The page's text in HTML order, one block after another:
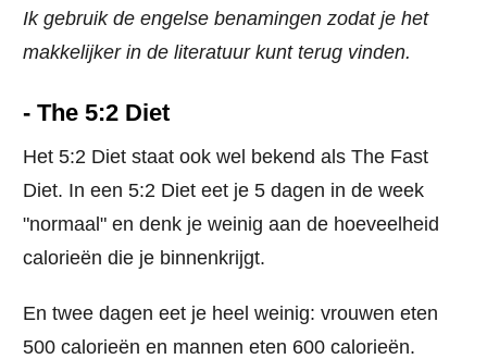
Ik gebruik de engelse benamingen zodat je het
makkelijker in de literatuur kunt terug vinden.
- The 5:2 Diet
Het 5:2 Diet staat ook wel bekend als The Fast
Diet. In een 5:2 Diet eet je 5 dagen in de week
"normaal" en denk je weinig aan de hoeveelheid
calorieën die je binnenkrijgt.
En twee dagen eet je heel weinig: vrouwen eten
500 calorieën en mannen eten 600 calorieën.